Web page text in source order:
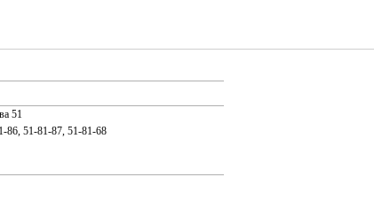
51
86, 51-81-87, 51-81-68